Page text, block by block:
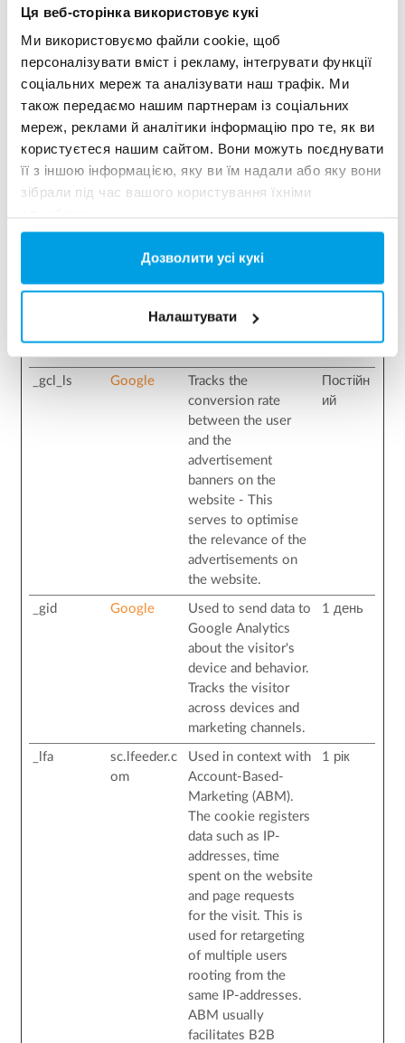
Ця веб-сторінка використовує кукі
Ми використовуємо файли cookie, щоб
персоналізувати вміст і рекламу, інтегрувати функції
соціальних мереж та аналізувати наш трафік. Ми
також передаємо нашим партнерам із соціальних
мереж, реклами й аналітики інформацію про те, як ви
користуєтеся нашим сайтом. Вони можуть поєднувати
її з іншою інформацією, яку ви їм надали або яку вони
зібрали під час вашого користування їхніми
Дозволити усі кукі
Налаштувати
Google Analytics
about the visitor's
device and behavior.
Tracks the visitor
across devices and
marketing channels.
_gcl_au Google
Used to measure the
efficiency of the
advertisement
efforts, by collecting
conversion rate of
the website’s ads
3
_gcl_ls Google
Tracks the
conversion rate
between the user
and the
advertisement
banners on the
website - This
serves to optimise
the relevance of the
advertisements on
the website.
Постійн
ий
_gid Google
Used to send data to
Google Analytics
about the visitor's
device and behavior.
Tracks the visitor
across devices and
marketing channels.
1 день
_lfa
sc.lfeeder.c
om
Used in context with
Account-Based-
Marketing (ABM).
The cookie registers
data such as IP-
addresses, time
spent on the website
and page requests
for the visit. This is
used for retargeting
of multiple users
rooting from the
same IP-addresses.
ABM usually
facilitates B2B
1 рік